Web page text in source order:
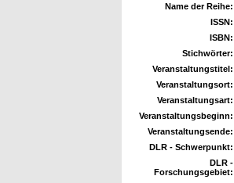
Name der Reihe:
ISSN:
ISBN:
Stichwörter:
Veranstaltungstitel:
Veranstaltungsort:
Veranstaltungsart:
Veranstaltungsbeginn:
Veranstaltungsende:
DLR - Schwerpunkt:
DLR -
Forschungsgebiet: